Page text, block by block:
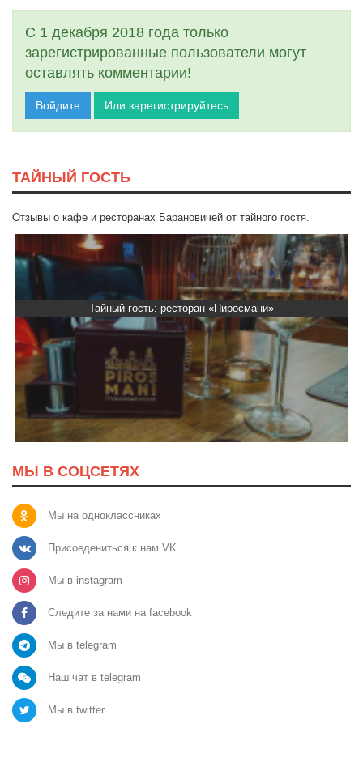
С 1 декабря 2018 года только
зарегистрированные пользователи могут
оставлять комментарии!
Войдите Или зарегистрируйтесь
ТАЙНЫЙ ГОСТЬ
Отзывы о кафе и ресторанах Барановичей от тайного гостя.
Тайный гость: ресторан «Пиросмани»
МЫ В СОЦСЕТЯХ
Мы на одноклассниках
Присоедениться к нам VK
Мы в instagram
Следите за нами на facebook
Мы в telegram
Наш чат в telegram
Мы в twitter